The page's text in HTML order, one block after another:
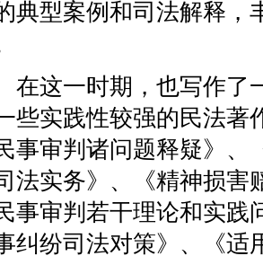
典型案例和司法解释，
这一时期，也写作了
些实践性较强的民法著
事审判诸问题释疑》
法实务》、《精神损害
事审判若干理论和实
纠纷司法对策》、《适